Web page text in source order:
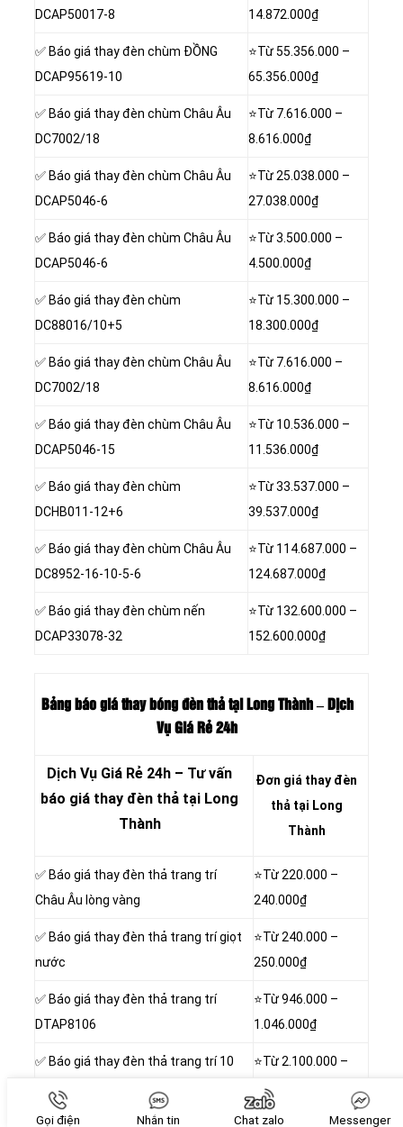
DCAP50017-8
14.872.000₫
✅ Báo giá thay đèn chùm ĐỒNG
DCAP95619-10
⭐Từ 55.356.000 –
65.356.000₫
✅ Báo giá thay đèn chùm Châu Âu
DC7002/18
⭐Từ 7.616.000 –
8.616.000₫
✅ Báo giá thay đèn chùm Châu Âu
DCAP5046-6
⭐Từ 25.038.000 –
27.038.000₫
✅ Báo giá thay đèn chùm Châu Âu
DCAP5046-6
⭐Từ 3.500.000 –
4.500.000₫
✅ Báo giá thay đèn chùm
DC88016/10+5
⭐Từ 15.300.000 –
18.300.000₫
✅ Báo giá thay đèn chùm Châu Âu
DC7002/18
⭐Từ 7.616.000 –
8.616.000₫
✅ Báo giá thay đèn chùm Châu Âu
DCAP5046-15
⭐Từ 10.536.000 –
11.536.000₫
✅ Báo giá thay đèn chùm
DCHB011-12+6
⭐Từ 33.537.000 –
39.537.000₫
✅ Báo giá thay đèn chùm Châu Âu
DC8952-16-10-5-6
⭐Từ 114.687.000 –
124.687.000₫
✅ Báo giá thay đèn chùm nến
DCAP33078-32
⭐Từ 132.600.000 –
152.600.000₫
Bảng báo giá thay bóng đèn thả tại Long Thành – Dịch
Vụ Giá Rẻ 24h
Dịch Vụ Giá Rẻ 24h – Tư vấn
báo giá thay đèn thả tại Long
Thành
Đơn giá thay đèn
thả tại Long
Thành
✅ Báo giá thay đèn thả trang trí
Châu Âu lòng vàng
⭐Từ 220.000 –
240.000₫
✅ Báo giá thay đèn thả trang trí giọt
nước
⭐Từ 240.000 –
250.000₫
✅ Báo giá thay đèn thả trang trí
DTAP8106
⭐Từ 946.000 –
1.046.000₫
✅ Báo giá thay đèn thả trang trí 10
⭐Từ 2.100.000 –
2.400.000₫
✅ Báo giá thay đèn thả ⭐Từ 2.412.000 –
Gọi điện Nhắn tin Chat zalo Messenger